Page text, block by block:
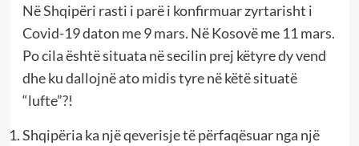
Në Shqipëri rasti i parë i konfirmuar zyrtarisht i
Covid-19 daton me 9 mars. Në Kosovë me 11 mars.
Po cila është situata në secilin prej këtyre dy vend
dhe ku dallojnë ato midis tyre në këtë situatë
“lufte”?!
Shqipëria ka një qeverisje të përfaqësuar nga një